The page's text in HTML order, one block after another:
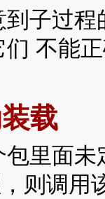
子过
不能
载
里面
则调用